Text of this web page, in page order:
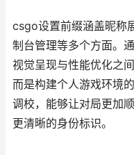
csgo设置前缀涵盖昵称
制台管理等多个方面。
视觉呈现与性能优化之
而是构建个人游戏环境
调校，能够让对局更加
更清晰的身份标识。